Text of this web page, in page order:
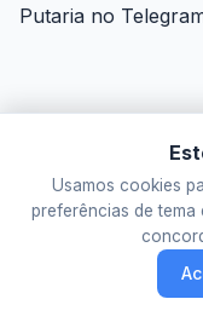
Putaria no
© 2026 Putaria em
Usamos cookies
preferências de